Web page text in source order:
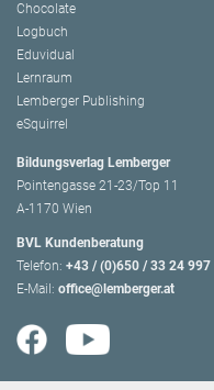
Chocolate
Logbuch
Eduvidual
Lernraum
Lemberger Publishing
eSquirrel
Bildungsverlag Lemberger
Pointengasse 21-23/Top 11
A-1170 Wien
BVL Kundenberatung
Telefon: +43 / (0)650 / 33 24 997
E-Mail: office@lemberger.at